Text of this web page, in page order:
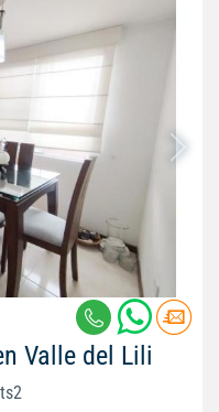
Valle del Lili